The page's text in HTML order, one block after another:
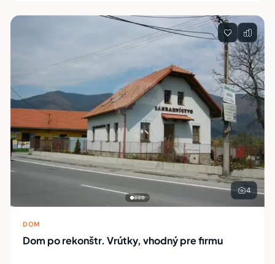
4
DOM
Dom po rekonštr. Vrútky, vhodný pre firmu